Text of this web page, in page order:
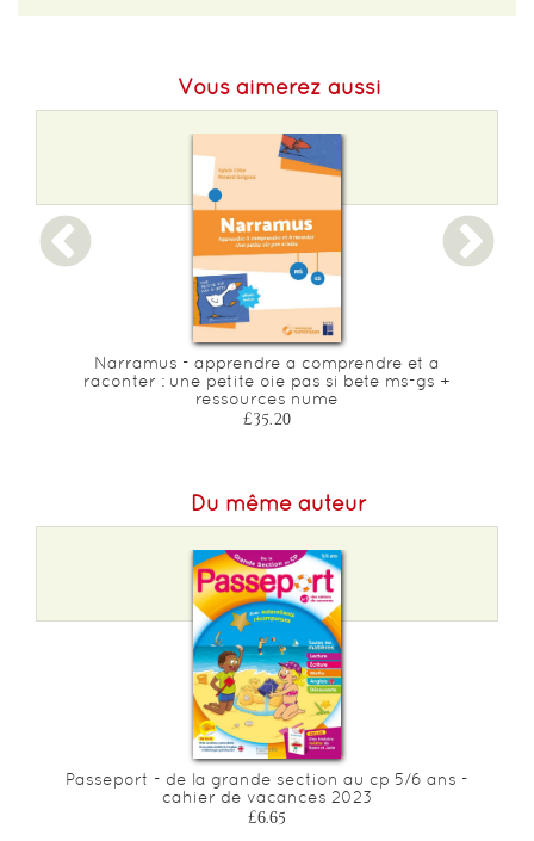
Vous aimerez aussi
Narramus - apprendre a comprendre et a
raconter : une petite oie pas si bete ms-gs +
ressources nume
£35.20
Du même auteur
Passeport - de la grande section au cp 5/6 ans -
cahier de vacances 2023
£6.65